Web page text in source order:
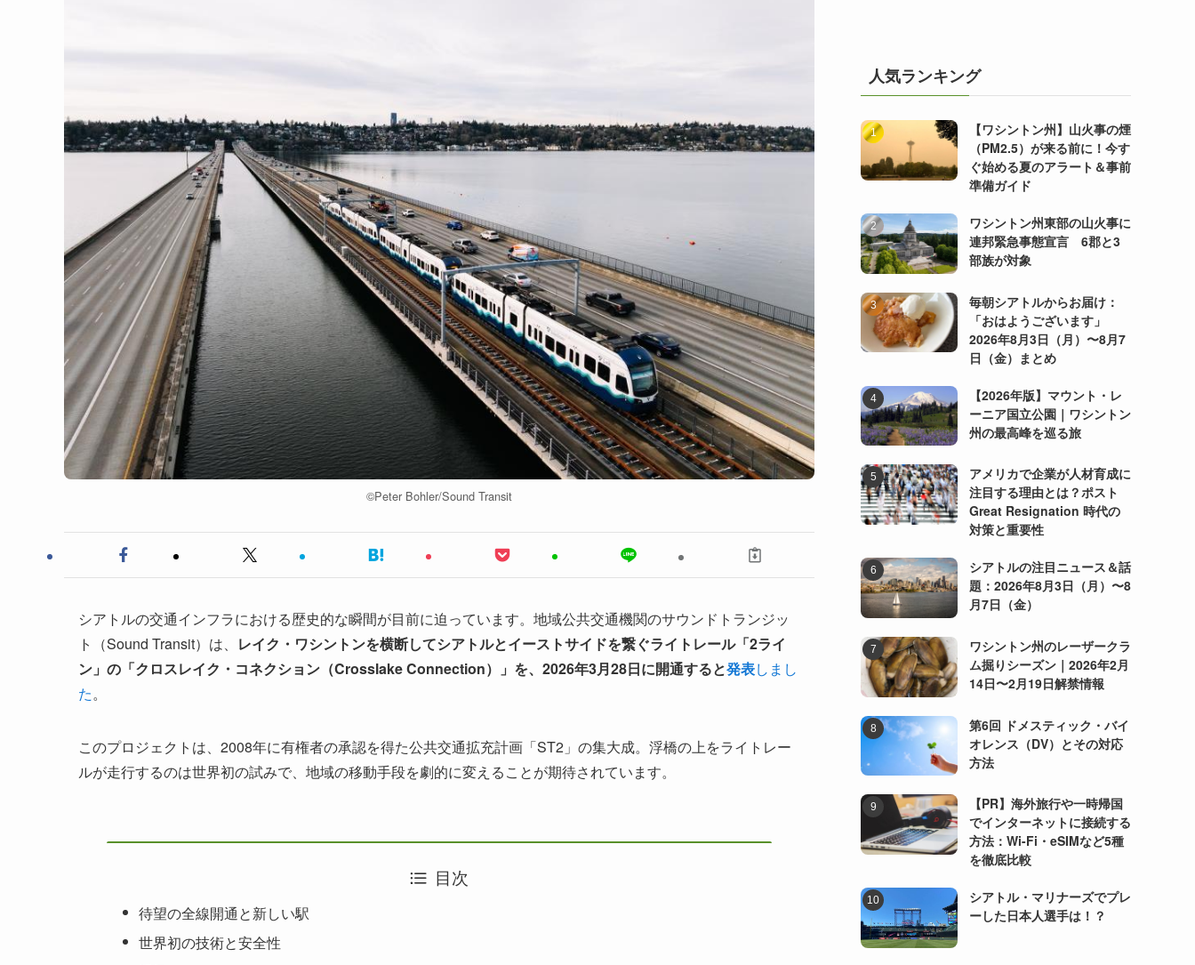
©︎Peter Bohler/Sound Transit
シアトルの交通インフラにおける歴史的な瞬間が目前に迫っています。地域公共交通機関のサウンドトランジッ
ト（Sound Transit）は、 レイク・ワシントンを横断してシアトルとイーストサイドを繋ぐライトレール「2ライ
ン」の「クロスレイク・コネクション（Crosslake Connection）」を、2026年3月28日に開通すると発表しまし
た。
このプロジェクトは、2008年に有権者の承認を得た公共交通拡充計画「ST2」の集大成。浮橋の上をライトレー
ルが走行するのは世界初の試みで、地域の移動手段を劇的に変えることが期待されています。
目次
待望の全線開通と新しい駅
世界初の技術と安全性
人気ランキング
【ワシントン州】山火事の煙
（PM2.5）が来る前に！今す
ぐ始める夏のアラート＆事前
準備ガイド
ワシントン州東部の山火事に
連邦緊急事態宣言 6郡と3
部族が対象
毎朝シアトルからお届け：
「おはようございます」
2026年8月3日（月）〜8月7
日（金）まとめ
【2026年版】マウント・レ
ーニア国立公園｜ワシントン
州の最高峰を巡る旅
アメリカで企業が人材育成に
注目する理由とは？ポスト
Great Resignation 時代の
対策と重要性
シアトルの注目ニュース＆話
題：2026年8月3日（月）〜8
月7日（金）
ワシントン州のレーザークラ
ム掘りシーズン｜2026年2月
14日〜2月19日解禁情報
第6回 ドメスティック・バイ
オレンス（DV）とその対応
方法
【PR】海外旅行や一時帰国
でインターネットに接続する
方法：Wi-Fi・eSIMなど5種
を徹底比較
シアトル・マリナーズでプレ
ーした日本人選手は！？